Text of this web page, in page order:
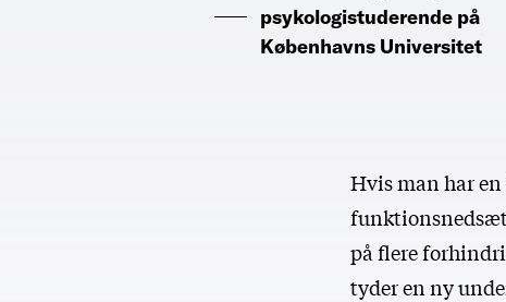
psykologistuderende på
Københavns Universitet
Hvis man har
på flere
tyder en ny